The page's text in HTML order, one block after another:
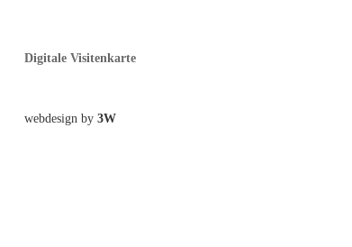
Digitale Visitenkarte
webdesign by3W